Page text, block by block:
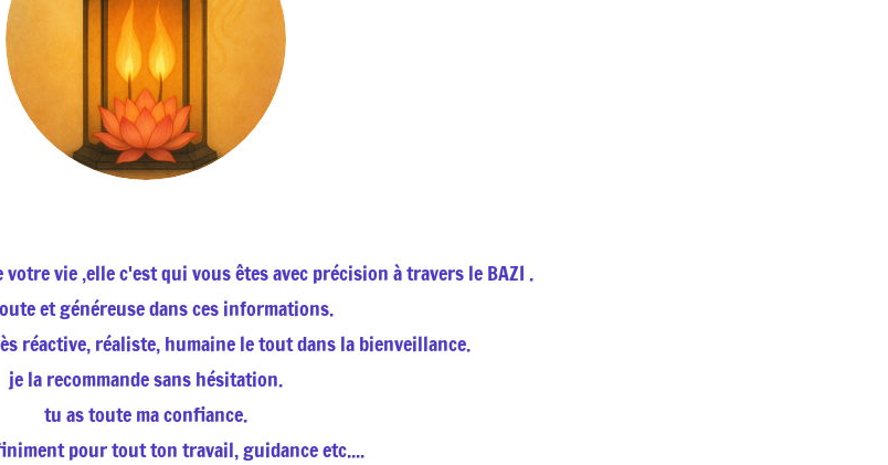
vie ,elle c'est qui vous êtes avec précision à travers le BAZI .
et généreuse dans ces informations.
réactive, réaliste, humaine le tout dans la bienveillance.
je la recommande sans hésitation.
tu as toute ma confiance.
pour tout ton travail, guidance etc....